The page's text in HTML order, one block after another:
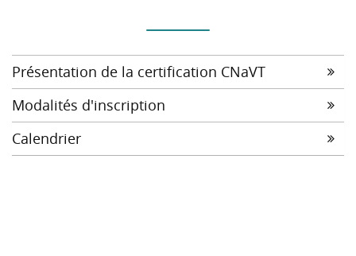
Présentation de la certification CNaVT
Modalités d'inscription
Calendrier